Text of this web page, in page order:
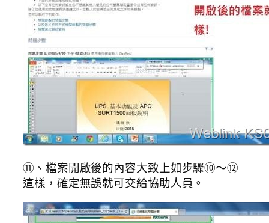
⑪、檔案開啟後的內容大致上如步驟⑩～⑫
這樣，確定無誤就可交給協助人員。